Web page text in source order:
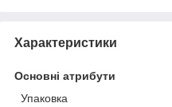
Характеристики
Основні атрибути
Упаковка